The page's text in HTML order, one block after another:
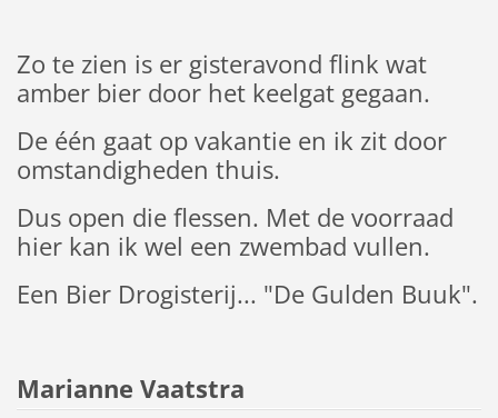
Zo te zien is er gisteravond flink wat
amber bier door het keelgat gegaan.
De één gaat op vakantie en ik zit door
omstandigheden thuis.
Dus open die flessen. Met de voorraad
hier kan ik wel een zwembad vullen.
Een Bier Drogisterij... "De Gulden Buuk".
Marianne Vaatstra